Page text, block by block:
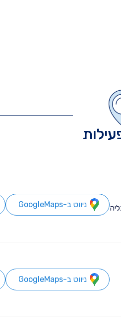
ניווט ב-GoogleMaps
ניווט ב-GoogleMaps